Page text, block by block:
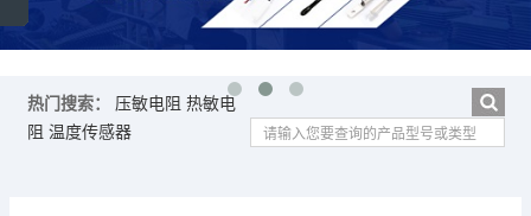
热门搜索： 压敏电阻 热敏电
阻 温度传感器